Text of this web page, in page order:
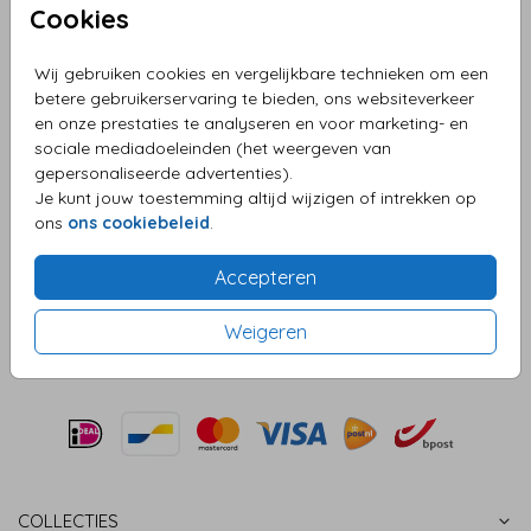
Cookies
Wij gebruiken cookies en vergelijkbare technieken om een
betere gebruikerservaring te bieden, ons websiteverkeer
en onze prestaties te analyseren en voor marketing- en
sociale mediadoeleinden (het weergeven van
gepersonaliseerde advertenties).
Je kunt jouw toestemming altijd wijzigen of intrekken op
ons ons cookiebeleid
Accepteren
Weigeren
Lichtgrijs 12,5 X 14
OMSCHRIJVING
lichtgrijs 12,5 x 14
Prijs:€ 0,45 per 1
COLLECTIES